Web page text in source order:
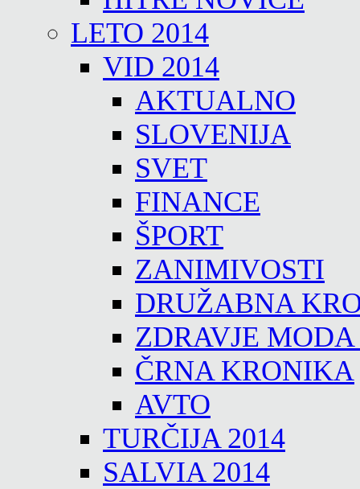
LETO 2014
VID 2014
AKTUALNO
SLOVENIJA
SVET
FINANCE
ŠPORT
ZANIMIVOSTI
DRUŽABNA
ZDRAVJE
ČRNA KRONIKA
AVTO
TURČIJA 2014
SALVIA 2014